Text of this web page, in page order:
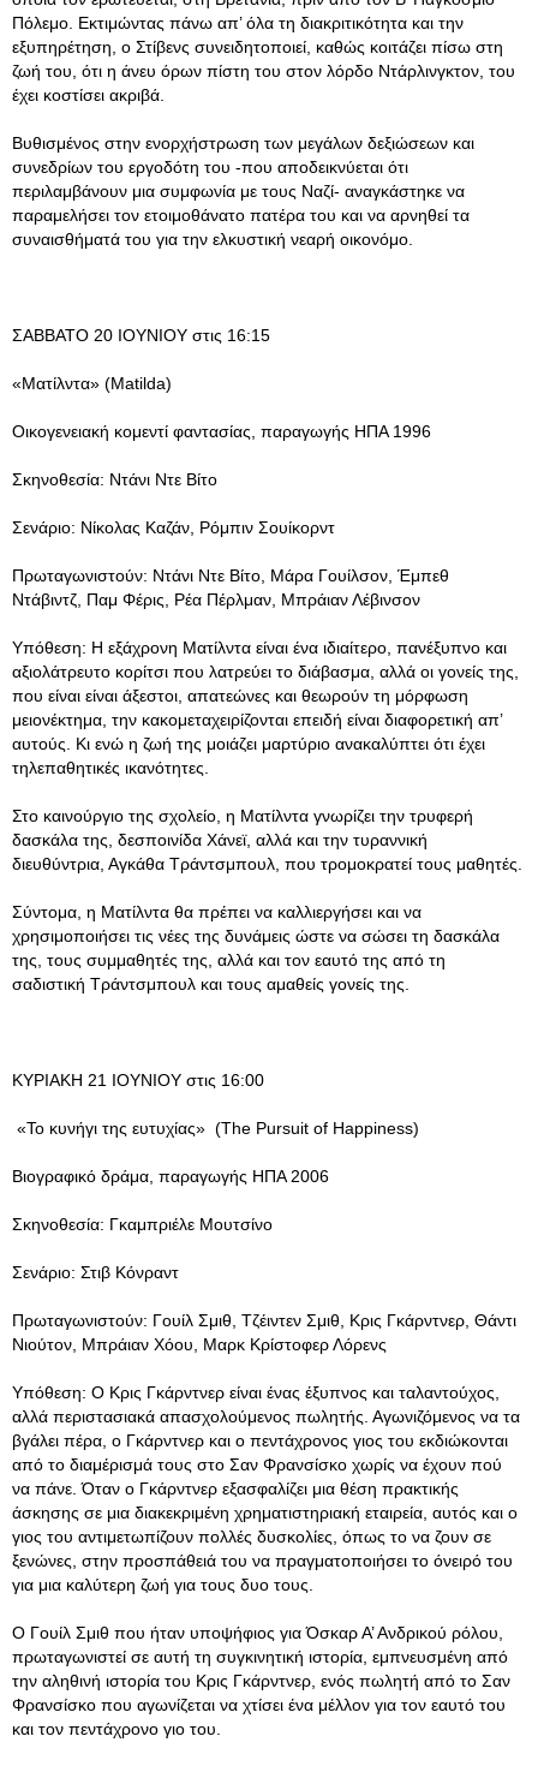
Πόλεμο. Εκτιμώντας πάνω απ’ όλα τη διακριτικότητα και την
εξυπηρέτηση, ο Στίβενς συνειδητοποιεί, καθώς κοιτάζει πίσω στη
ζωή του, ότι η άνευ όρων πίστη του στον λόρδο Ντάρλινγκτον, του
έχει κοστίσει ακριβά.
Βυθισμένος στην ενορχήστρωση των μεγάλων δεξιώσεων και
συνεδρίων του εργοδότη του -που αποδεικνύεται ότι
περιλαμβάνουν μια συμφωνία με τους Ναζί- αναγκάστηκε να
παραμελήσει τον ετοιμοθάνατο πατέρα του και να αρνηθεί τα
συναισθήματά του για την ελκυστική νεαρή οικονόμο.
ΣΑΒΒΑΤΟ 20 ΙΟΥΝΙΟΥ στις 16:15
«Ματίλντα» (Matilda)
Οικογενειακή κομεντί φαντασίας, παραγωγής ΗΠΑ 1996
Σκηνοθεσία: Ντάνι Ντε Βίτο
Σενάριο: Νίκολας Καζάν, Ρόμπιν Σουίκορντ
Πρωταγωνιστούν: Ντάνι Ντε Βίτο, Μάρα Γουίλσον, Έμπεθ
Ντάβιντζ, Παμ Φέρις, Ρέα Πέρλμαν, Μπράιαν Λέβινσον
Υπόθεση: Η εξάχρονη Ματίλντα είναι ένα ιδιαίτερο, πανέξυπνο και
αξιολάτρευτο κορίτσι που λατρεύει το διάβασμα, αλλά οι γονείς της,
που είναι είναι άξεστοι, απατεώνες και θεωρούν τη μόρφωση
μειονέκτημα, την κακομεταχειρίζονται επειδή είναι διαφορετική απ’
αυτούς. Κι ενώ η ζωή της μοιάζει μαρτύριο ανακαλύπτει ότι έχει
τηλεπαθητικές ικανότητες.
Στο καινούργιο της σχολείο, η Ματίλντα γνωρίζει την τρυφερή
δασκάλα της, δεσποινίδα Χάνεϊ, αλλά και την τυραννική
διευθύντρια, Αγκάθα Τράντσμπουλ, που τρομοκρατεί τους μαθητές.
Σύντομα, η Ματίλντα θα πρέπει να καλλιεργήσει και να
χρησιμοποιήσει τις νέες της δυνάμεις ώστε να σώσει τη δασκάλα
της, τους συμμαθητές της, αλλά και τον εαυτό της από τη
σαδιστική Τράντσμπουλ και τους αμαθείς γονείς της.
ΚΥΡΙΑΚΗ 21 ΙΟΥΝΙΟΥ στις 16:00
«Το κυνήγι της ευτυχίας» (The Pursuit of Happiness)
Βιογραφικό δράμα, παραγωγής ΗΠΑ 2006
Σκηνοθεσία: Γκαμπριέλε Μουτσίνο
Σενάριο: Στιβ Κόνραντ
Πρωταγωνιστούν: Γουίλ Σμιθ, Τζέιντεν Σμιθ, Κρις Γκάρντνερ, Θάντι
Νιούτον, Μπράιαν Χόου, Μαρκ Κρίστοφερ Λόρενς
Υπόθεση: Ο Kρις Γκάρντνερ είναι ένας έξυπνος και ταλαντούχος,
αλλά περιστασιακά απασχολούμενος πωλητής. Αγωνιζόμενος να τα
βγάλει πέρα, ο Γκάρντνερ και ο πεντάχρονος γιος του εκδιώκονται
από το διαμέρισμά τους στο Σαν Φρανσίσκο χωρίς να έχουν πού
να πάνε. Όταν ο Γκάρντνερ εξασφαλίζει μια θέση πρακτικής
άσκησης σε μια διακεκριμένη χρηματιστηριακή εταιρεία, αυτός και ο
γιος του αντιμετωπίζουν πολλές δυσκολίες, όπως το να ζουν σε
ξενώνες, στην προσπάθειά του να πραγματοποιήσει το όνειρό του
για μια καλύτερη ζωή για τους δυο τους.
O Γουίλ Σμιθ που ήταν υποψήφιος για Όσκαρ Α’ Ανδρικού ρόλου,
πρωταγωνιστεί σε αυτή τη συγκινητική ιστορία, εμπνευσμένη από
την αληθινή ιστορία του Κρις Γκάρντνερ, ενός πωλητή από το Σαν
Φρανσίσκο που αγωνίζεται να χτίσει ένα μέλλον για τον εαυτό του
και τον πεντάχρονο γιο του.